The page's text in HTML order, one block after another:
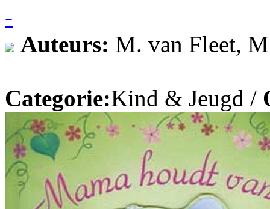
-
Auteurs: M. van Fleet,
Categorie:Kind & Jeugd /